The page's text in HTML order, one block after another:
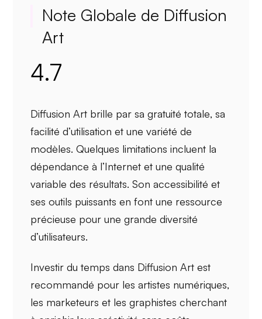
Note Globale de Diffusion
Art
4.7
Diffusion Art brille par sagratuité totale, sa
facilité d’utilisation et unevariété de
modèles. Quelques limitations incluent la
dépendance à l’Internet et unequalité
variable des résultats. Sonaccessibilité et
ses outils puissants en font une ressource
précieuse pour une grande diversité
d’utilisateurs.
Investir du temps dans Diffusion Art est
recommandé pour lesartistes numériques,
les marketeurs et lesgraphistes cherchant